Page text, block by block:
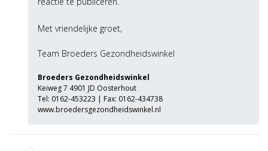
Met vriendelijke groet,
Team Broeders Gezondheidswinkel
Broeders Gezondheidswinkel
Keiweg 7 4901 JD Oosterhout
Tel: 0162-453223 | Fax: 0162-434738
www.broedersgezondheidswinkel.nl